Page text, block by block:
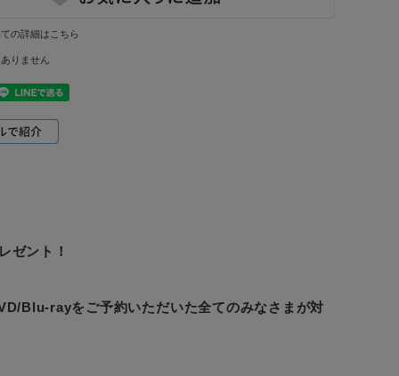
の詳細はこちら
りません
ゼント！
Blu-rayをご予約いただいた全てのみなさまが対